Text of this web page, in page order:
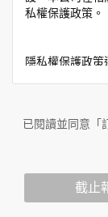
私權保護政策。
隱私權保護政策
務時收集到的
作與本公司合作
不適用於本公
放連結的廠商也
人資訊，這些
策，其資料處理
已閱讀並同意「
截止